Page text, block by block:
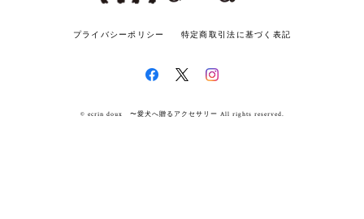
プライバシーポリシー 特定商取引法に基づく表記
© ecrin doux 〜愛犬へ贈るアクセサリー All rights reserved.